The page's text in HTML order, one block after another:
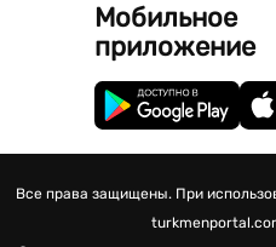
Мобильное
приложение
Все права защищены. При